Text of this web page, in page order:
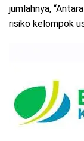
jumlahnya,
risiko kelompok